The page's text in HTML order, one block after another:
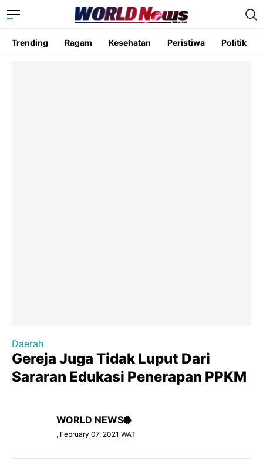
Trending Ragam Kesehatan Peristiwa Politik
Daerah
Gereja Juga Tidak Luput Dari
Sararan Edukasi Penerapan PPKM
WORLD NEWS
, February 07, 2021 WAT